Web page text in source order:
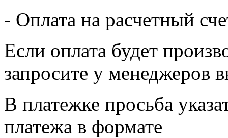
- Оплата на расчетный
Если оплата будет
запросите у менеджеров
В платежке просьба
платежа в формате